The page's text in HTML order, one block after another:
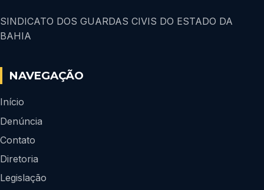
SINDICATO DOS GUARDAS CIVIS DO ESTADO DA
BAHIA
NAVEGAÇÃO
Início
Denúncia
Contato
Diretoria
Legislação